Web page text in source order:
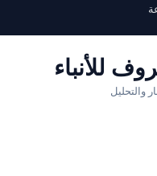
للأنباء
والتحليل